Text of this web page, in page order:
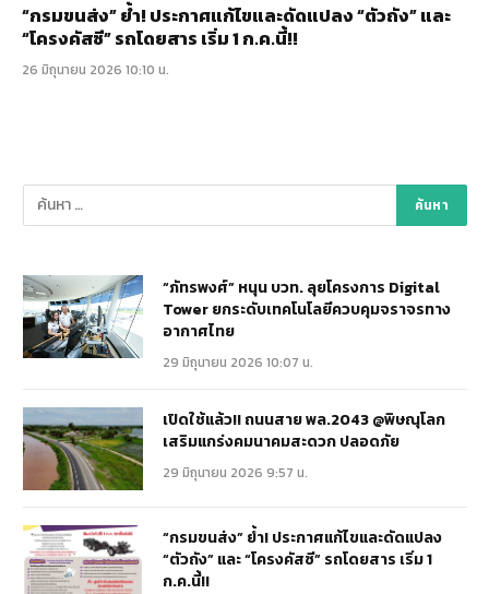
“กรมขนส่ง” ย้ำ! ประกาศแก้ไขและดัดแปลง “ตัวถัง” และ
“โครงคัสซี” รถโดยสาร เริ่ม 1 ก.ค.นี้!!
26 มิถุนายน 2026 10:10 น.
“ภัทรพงศ์” หนุน บวท. ลุยโครงการ Digital
Tower ยกระดับเทคโนโลยีควบคุมจราจรทาง
อากาศไทย
29 มิถุนายน 2026 10:07 น.
เปิดใช้แล้ว!! ถนนสาย พล.2043 @พิษณุโลก
เสริมแกร่งคมนาคมสะดวก ปลอดภัย
29 มิถุนายน 2026 9:57 น.
“กรมขนส่ง” ย้ำ! ประกาศแก้ไขและดัดแปลง
“ตัวถัง” และ “โครงคัสซี” รถโดยสาร เริ่ม 1
ก.ค.นี้!!